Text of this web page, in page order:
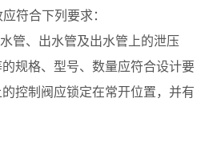
符合下列要求：
管、出水管及出水管上的泄压
规格、型号、数量应符合设计要
控制阀应锁定在常开位置，并有